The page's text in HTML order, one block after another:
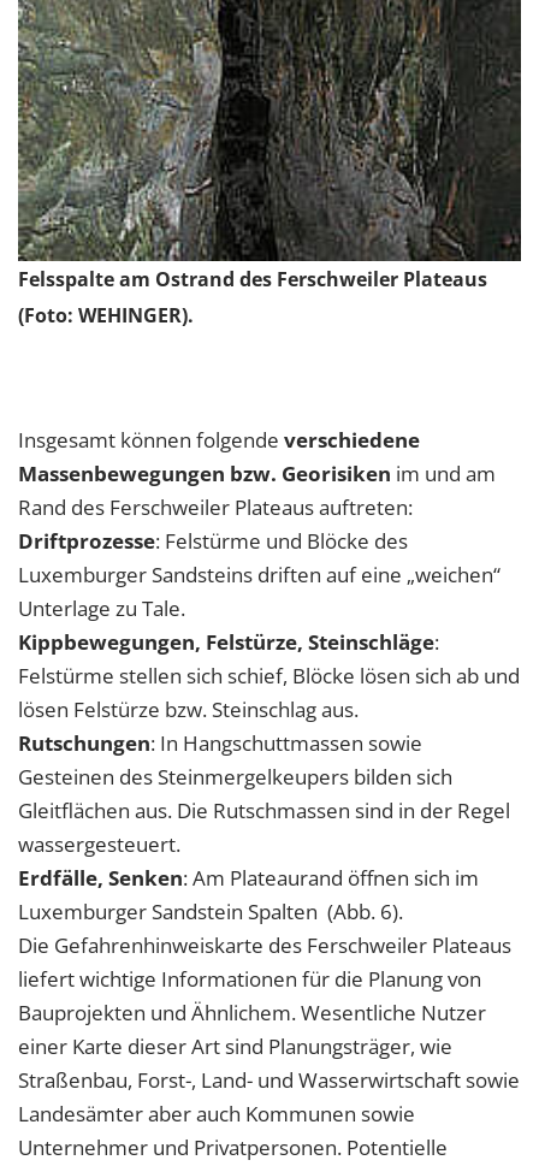
Felsspalte am Ostrand des Ferschweiler Plateaus
(Foto: WEHINGER).
Insgesamt können folgende verschiedene
Massenbewegungen bzw. Georisiken im und am
Rand des Ferschweiler Plateaus auftreten:
Driftprozesse: Felstürme und Blöcke des
Luxemburger Sandsteins driften auf eine „weichen“
Unterlage zu Tale.
Kippbewegungen, Felstürze, Steinschläge:
Felstürme stellen sich schief, Blöcke lösen sich ab und
lösen Felstürze bzw. Steinschlag aus.
Rutschungen: In Hangschuttmassen sowie
Gesteinen des Steinmergelkeupers bilden sich
Gleitflächen aus. Die Rutschmassen sind in der Regel
wassergesteuert.
Erdfälle, Senken: Am Plateaurand öffnen sich im
Luxemburger Sandstein Spalten (Abb. 6).
Die Gefahrenhinweiskarte des Ferschweiler Plateaus
liefert wichtige Informationen für die Planung von
Bauprojekten und Ähnlichem. Wesentliche Nutzer
einer Karte dieser Art sind Planungsträger, wie
Straßenbau, Forst-, Land- und Wasserwirtschaft sowie
Landesämter aber auch Kommunen sowie
Unternehmer und Privatpersonen. Potentielle